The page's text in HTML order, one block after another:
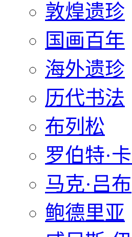
敦煌遗珍
国画百年
海外遗珍
历代书法
布列松
罗伯特·
马克·吕布
鲍德里亚